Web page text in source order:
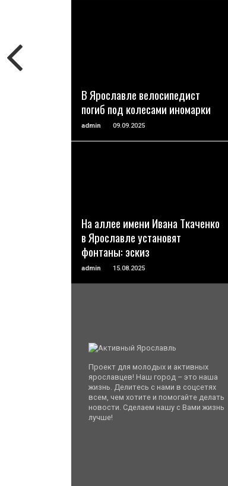
В Ярославле велосипедист
погиб под колесами иномарки
admin 09.09.2025
На аллее имени Ивана Ткаченко
в Ярославле установят
фонтаны: эскиз
admin 15.08.2025
Проект для молодых и активных
ярославцев! Наш город – это наша
жизнь. Делитесь с нами в соцсетях
всем, чем хотите и помогайте делать
новости. Сделаем нашу с Вами жизнь
лучше!